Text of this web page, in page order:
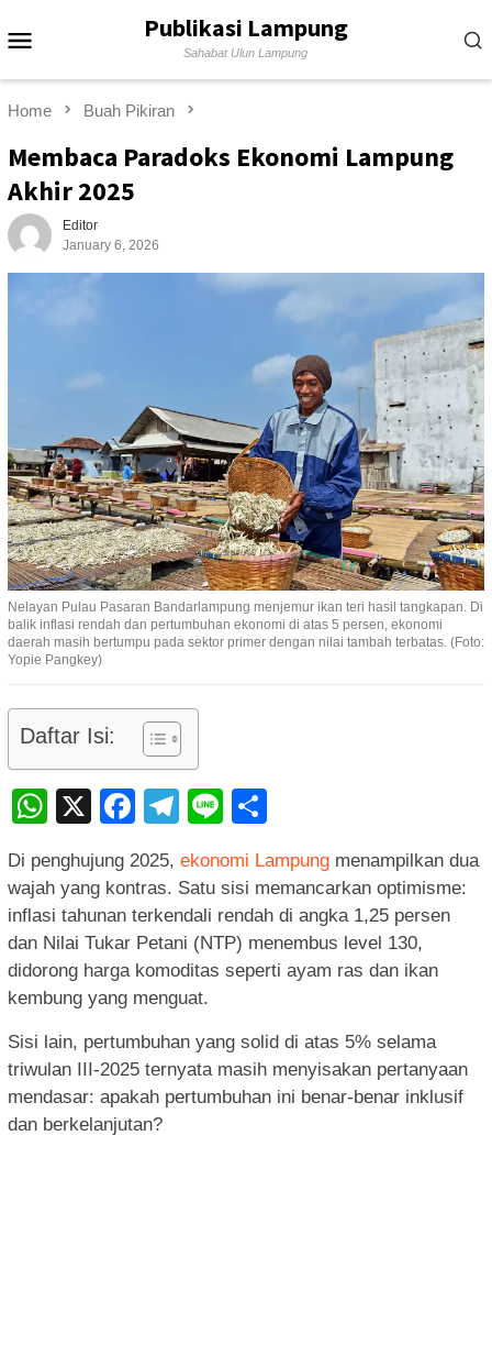
to
Publikasi Lampung
Sahabat Ulun Lampung
Home Buah Pikiran
Membaca Paradoks Ekonomi Lampung
Akhir 2025
Editor
January 6, 2026
Nelayan Pulau Pasaran Bandarlampung menjemur ikan teri hasil tangkapan. Di
balik inflasi rendah dan pertumbuhan ekonomi di atas 5 persen, ekonomi
daerah masih bertumpu pada sektor primer dengan nilai tambah terbatas. (Foto:
Yopie Pangkey)
Daftar Isi:
WhatsApp
X Facebook
Telegram
Line
Di penghujung 2025, ekonomi Lampung menampilkan dua
wajah yang kontras. Satu sisi memancarkan optimisme:
inflasi tahunan terkendali rendah di angka 1,25 persen
dan Nilai Tukar Petani (NTP) menembus level 130,
didorong harga komoditas seperti ayam ras dan ikan
kembung yang menguat.
Sisi lain, pertumbuhan yang solid di atas 5% selama
triwulan III-2025 ternyata masih menyisakan pertanyaan
mendasar: apakah pertumbuhan ini benar-benar inklusif
dan berkelanjutan?